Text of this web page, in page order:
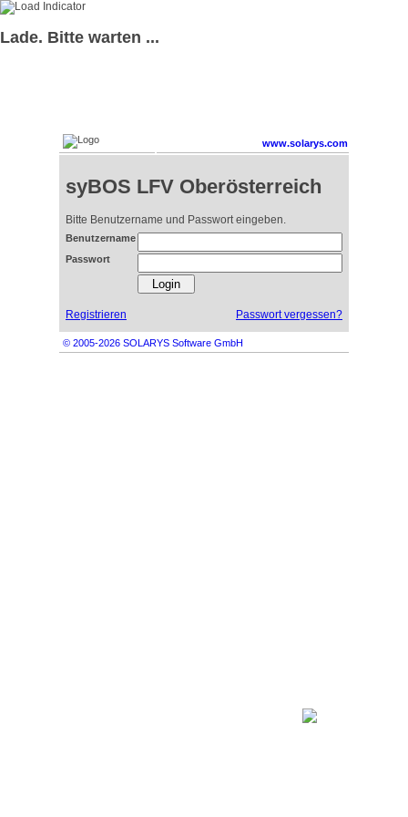
Lade. Bitte warten ...
www.solarys.com
syBOS LFV Oberösterreich
Bitte Benutzername und Passwort eingeben.
Benutzername
Passwort
Registrieren Passwort vergessen?
© 2005-2026 SOLARYS Software GmbH